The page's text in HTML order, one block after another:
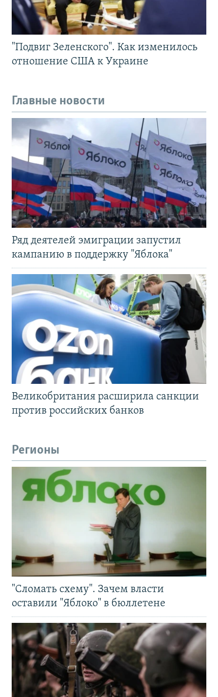
"Подвиг Зеленского". Как изменилось
отношение США к Украине
Главные новости
Ряд деятелей эмиграции запустил
кампанию в поддержку "Яблока"
Великобритания расширила санкции
против российских банков
Регионы
"Сломать схему". Зачем власти
оставили "Яблоко" в бюллетене